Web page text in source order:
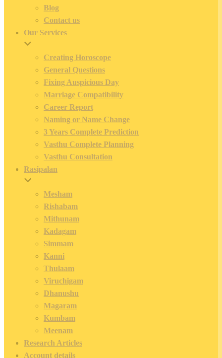
Blog
Contact us
Our Services
Creating Horoscope
General Questions
Fixing Auspicious Day
Marriage Compatibility
Career Report
Naming or Name Change
3 Years Complete Prediction
Vasthu Complete Planning
Vasthu Consultation
Rasipalan
Mesham
Rishabam
Mithunam
Kadagam
Simmam
Kanni
Thulaam
Viruchigam
Dhanushu
Magaram
Kumbam
Meenam
Research Articles
Account details